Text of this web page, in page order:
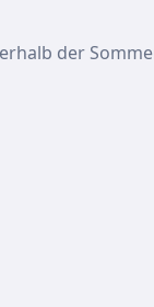
der